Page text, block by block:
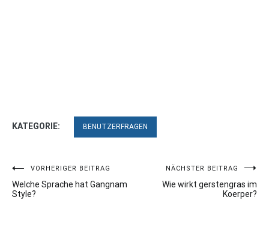
KATEGORIE: BENUTZERFRAGEN
Beitragsnavigation
VORHERIGER BEITRAG
Welche Sprache hat Gangnam
Style?
NÄCHSTER BEITRAG
Wie wirkt gerstengras im
Koerper?